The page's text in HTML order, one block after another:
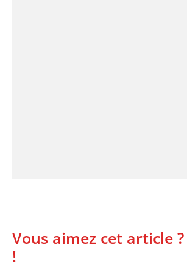
Vous aimez cet article
!